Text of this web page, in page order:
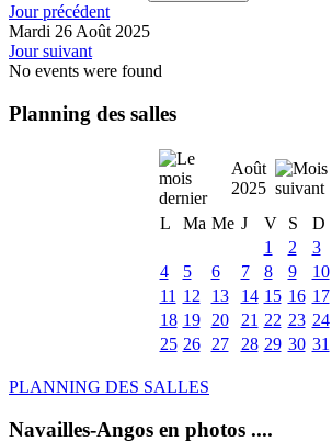
Jour précédent
Mardi 26 Août 2025
Jour suivant
No events were found
Planning des salles
Août
2025
L
Ma Me J V S
D
1
2
3
4
5 6 7 8 9
10
11 12 13 14 15 16 17
18 19 20 21 22 23 24
25 26 27 28 29 30 31
PLANNING DES SALLES
Navailles-Angos en photos ....